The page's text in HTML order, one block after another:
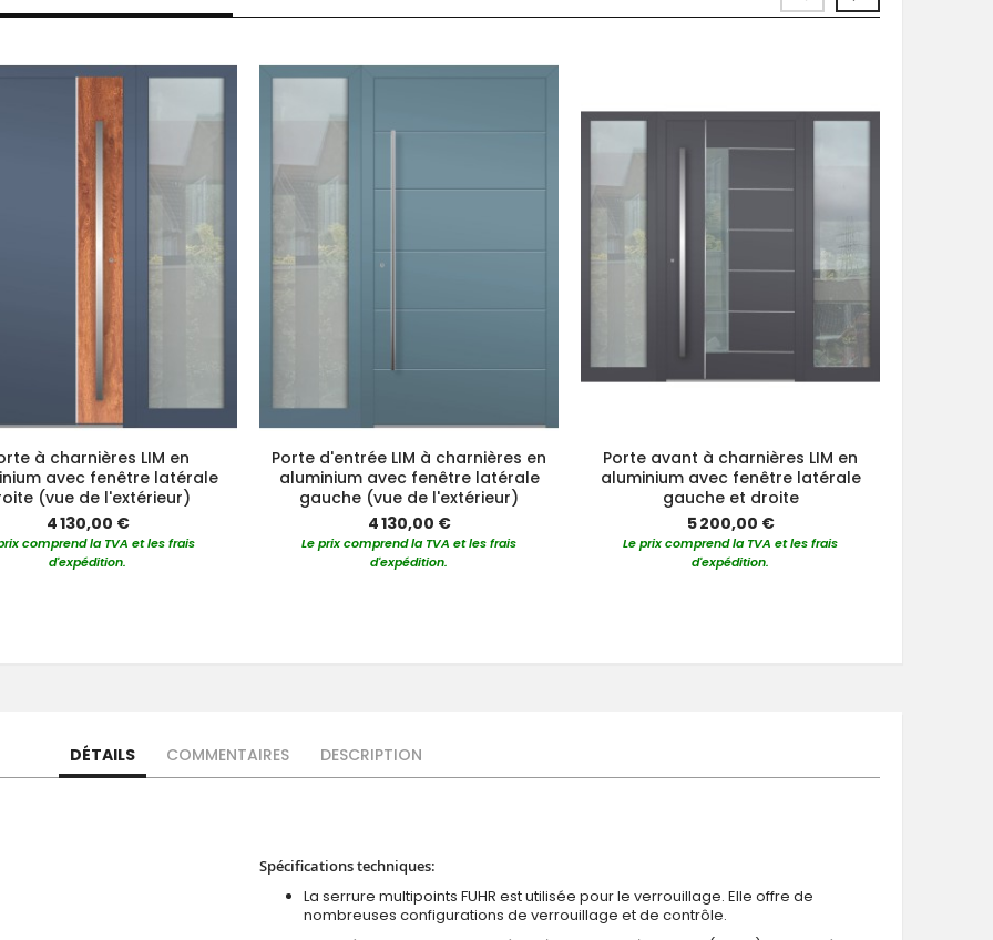
à charnières LIM en
avec fenêtre latérale
(vue de l'extérieur)
4 130,00 €
comprend la TVA et les frais
d'expédition.
Porte d'entrée LIM à charnières en
aluminium avec fenêtre latérale
gauche (vue de l'extérieur)
4 130,00 €
Le prix comprend la TVA et les frais
d'expédition.
Porte avant à charnières LIM en
aluminium avec fenêtre latérale
gauche et droite
5 200,00 €
Le prix comprend la TVA et les frais
d'expédition.
DÉTAILS COMMENTAIRES DESCRIPTION